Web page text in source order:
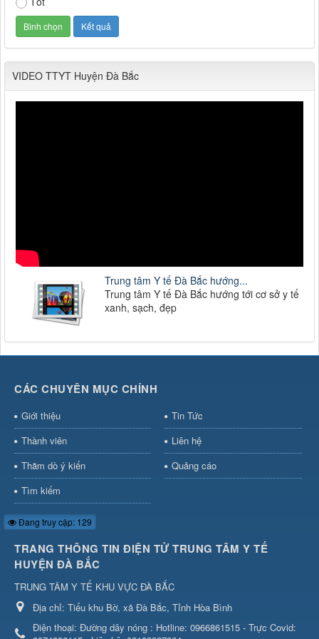
VIDEO TTYT Huyện Đà Bắc
Trung tâm Y tế Đà Bắc hướng...
Trung tâm Y tế Đà Bắc hướng tới cơ sở y tế
xanh, sạch, đẹp
CÁC CHUYÊN MỤC CHÍNH
Giới thiệu
Tin Tức
Thành viên
Liên hệ
Thăm dò ý kiến
Quảng cáo
Tìm kiếm
Đang truy cập: 129
TRANG THÔNG TIN ĐIỆN TỬ TRUNG TÂM Y TẾ
HUYỆN ĐÀ BẮC
TRUNG TÂM Y TẾ KHU VỰC ĐÀ BẮC
Địa chỉ: Tiểu khu Bờ, xã Đà Bắc, Tỉnh Hòa Bình
Điện thoại: Đường dây nóng : Hotline: 0966861515 - Trực Covid: